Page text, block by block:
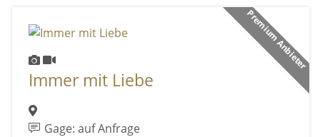
Premium Anbieter
Immer mit Liebe
Gage: auf Anfrage